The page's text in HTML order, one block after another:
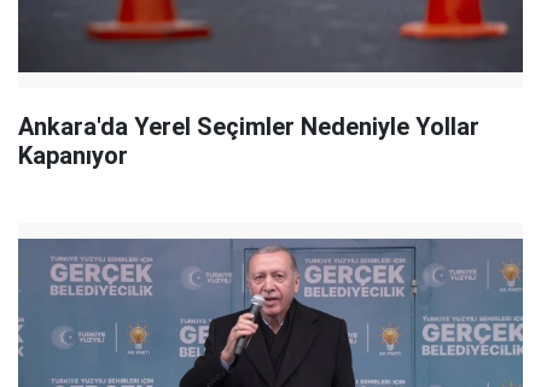
Ankara'da Yerel Seçimler Nedeniyle Yollar
Kapanıyor